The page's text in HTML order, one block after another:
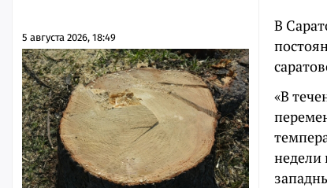
5 августа 2026, 18:49
В
«В
недели